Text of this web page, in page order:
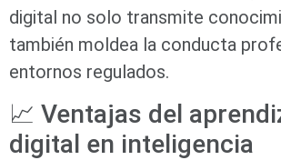
digital no solo transmite
también moldea la conducta
entornos regulados.
📈 Ventajas del
digital en inteligencia